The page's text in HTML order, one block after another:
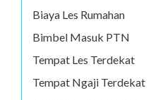
Biaya Les Rumahan
Bimbel Masuk PTN
Tempat Les Terdekat
Tempat Ngaji Terdekat